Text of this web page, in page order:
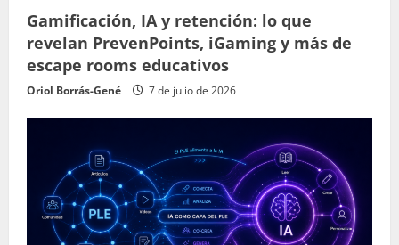
Gamificación, IA y retención: lo que
revelan PrevenPoints, iGaming y más de
escape rooms educativos
Oriol Borrás-Gené 7 de julio de 2026